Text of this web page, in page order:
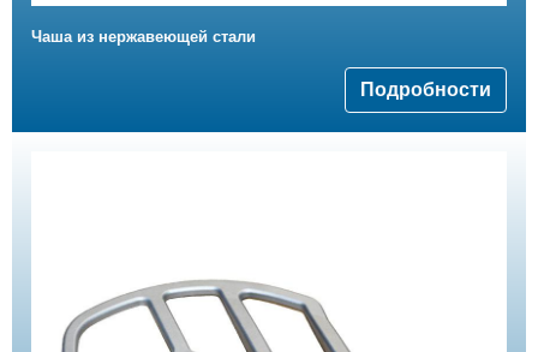
Чаша из нержавеющей стали
Подробности